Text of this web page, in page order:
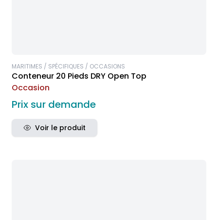
MARITIMES / SPÉCIFIQUES / OCCASIONS
Conteneur 20 Pieds DRY Open Top
Occasion
Prix sur demande
Voir le produit